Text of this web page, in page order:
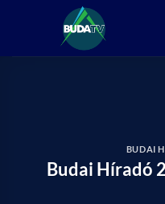
BUDAI
Budai Híradó